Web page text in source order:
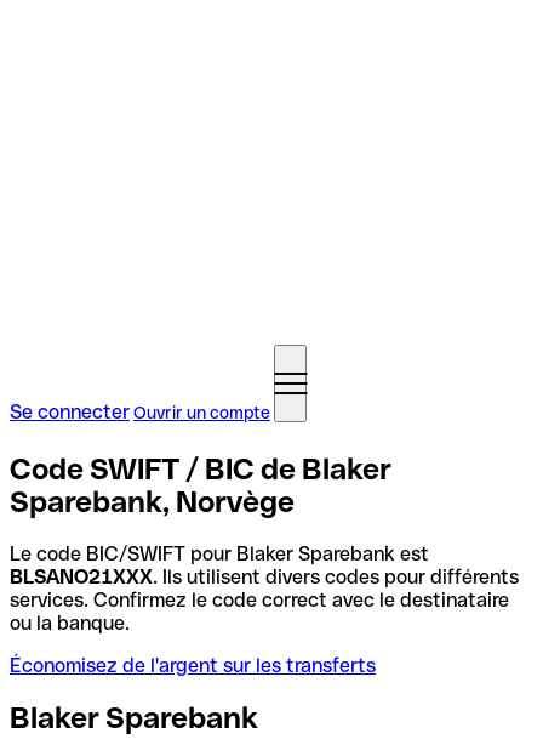
Se connecterOuvrir un compte
Code SWIFT / BIC de Blaker
Sparebank, Norvège
Le code BIC/SWIFT pour Blaker Sparebank est
BLSANO21XXX. Ils utilisent divers codes pour différents
services. Confirmez le code correct avec le destinataire
ou la banque.
Économisez de l'argent sur les transferts
Blaker Sparebank